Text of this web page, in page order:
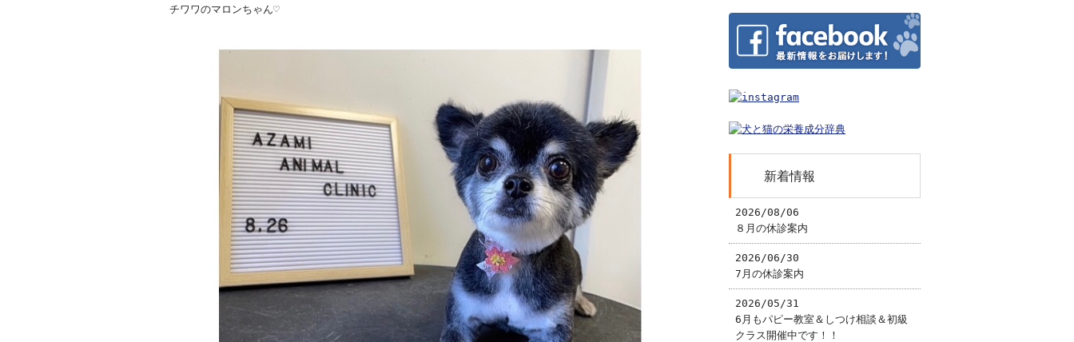
チワワのマロンちゃん♡
新着情報
2026/08/06
８月の休診案内
2026/06/30
7月の休診案内
2026/05/31
6月もパピー教室＆しつけ相談＆初級
クラス開催中です！！